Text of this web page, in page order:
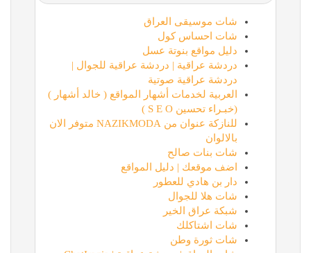
شات موسيقى العراق
شات احساس كول
دليل مواقع بنوتة عسل
دردشة عراقية | دردشة عراقية للجوال |
دردشة عراقية صوتية
العربية لخدمات أشهار المواقع ( خالد أشهار )
(خبـراء تحسين S E O )
للنازكة عنوان من NAZIKMODA متوفر الان
بالالوان
شات بنات صالح
اضف موقعك | دليل المواقع
دار بن هادي للعطور
شات هلا للجوال
شبكة عراق الخير
شات اشتاكلك
شات ثورة وطن